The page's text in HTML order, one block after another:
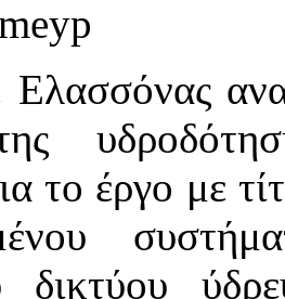
το έργο με
δικτύου